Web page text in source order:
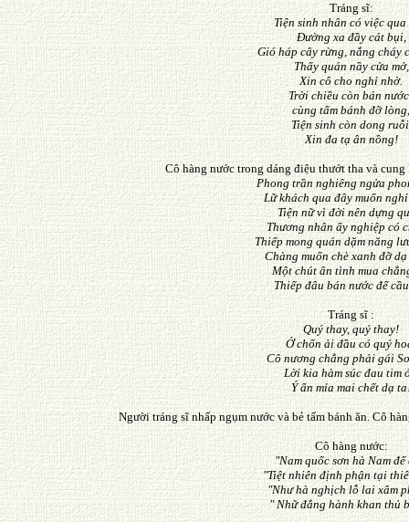
Tráng sĩ:
Tiện sinh nhân có việc qua
Ðường xa đầy cát bụi,
Gió háp cây rừng, nắng cháy
Thấy quán nầy cửa mở,
Xin cô cho nghỉ nhờ.
Trời chiều còn bán
cùng tấm bánh đỡ lòng,
Tiện sinh còn dong
Xin đa tạ ân nồng!
Cô hàng nước trong dáng điệu thướt tha và
Phong trần nghiêng ngửa
Lữ khách qua đây muốn
Tiện nữ vì đời nên dựng
Thương nhân ấy nghiệp có
Thiếp mong quán dặm năng
Chàng muốn chè xanh đỡ
Một chút ân tình mua
Thiếp đâu bán nước để
Tráng sĩ :
Quý thay, quý thay!
Ở chốn ải đầu có quý
Cô nương chẳng phải gái
Lời kia hàm súc đau tim
Ý ẩn mỉa mai chết dạ
Người tráng sĩ nhấp ngụm nước và bẻ tấm bánh ăn. Cô
Cô hàng nước:
"Nam quốc sơn hà Nam đế
"Tiệt nhiên định phận tại
"Như hà nghịch lỗ lai xâm
" Nhữ đẳng hành khan thủ